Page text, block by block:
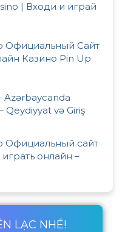
| Входи и играй
Официальный Сайт
Казино Pin Up
Azərbaycanda
Qeydiyyat və Giriş
Официальный сайт
онлайн –
LẠC NHÉ!